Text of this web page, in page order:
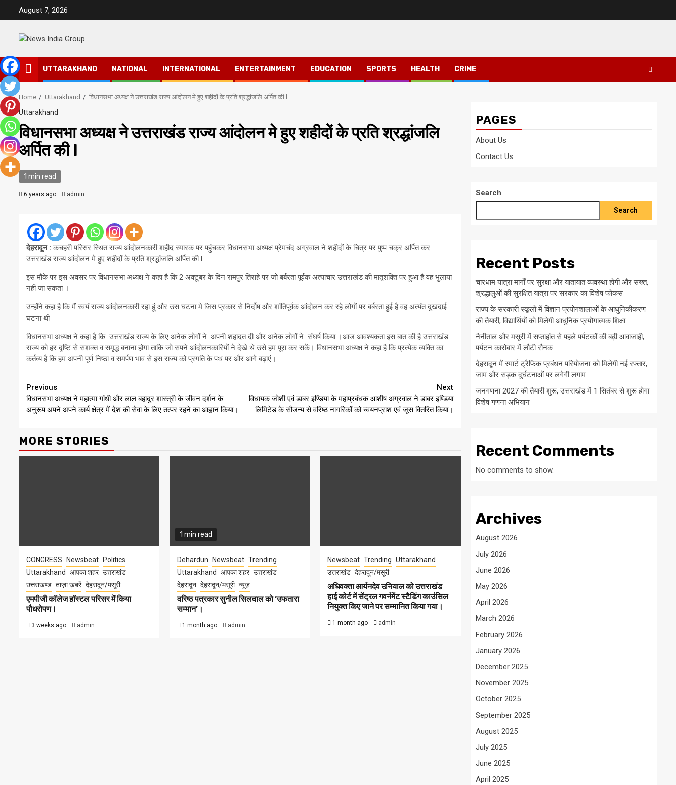
August 7, 2026
UTTARAKHAND NATIONAL INTERNATIONAL ENTERTAINMENT EDUCATION SPORTS HEALTH CRIME
Home Uttarakhand विधानसभा अध्यक्ष ने उत्तराखंड राज्य आंदोलन मे हुए शहीदों के प्रति श्रद्धांजलि अर्पित की l
Uttarakhand
विधानसभा अध्यक्ष ने उत्तराखंड राज्य आंदोलन मे हुए शहीदों के प्रति श्रद्धांजलि
अर्पित की l
1 min read
6 years ago admin
देहरादून : कचहरी परिसर स्थित राज्य आंदोलनकारी शहीद स्मारक पर पहुंचकर विधानसभा अध्यक्ष प्रेमचंद अग्रवाल ने शहीदों के चित्र पर पुष्प चक्र अर्पित कर
उत्तराखंड राज्य आंदोलन मे हुए शहीदों के प्रति श्रद्धांजलि अर्पित की l
इस मौके पर इस अवसर पर विधानसभा अध्यक्ष ने कहा है कि 2 अक्टूबर के दिन रामपुर तिराहे पर जो बर्बरता पूर्वक अत्याचार उत्तराखंड की मातृशक्ति पर हुआ है वह भुलाया
नहीं जा सकता ।
उन्होंने कहा है कि मैं स्वयं राज्य आंदोलनकारी रहा हूं और उस घटना मे जिस प्रकार से निर्दोष और शांतिपूर्वक आंदोलन कर रहे लोगों पर बर्बरता हुई है वह अत्यंत दुखदाई
घटना थी
विधानसभा अध्यक्ष ने कहा है कि उत्तराखंड राज्य के लिए अनेक लोगों ने अपनी शहादत दी और अनेक लोगों ने संघर्ष किया ।आज आवश्यकता इस बात की है उत्तराखंड
राज्य को हर दृष्टि से सशक्त व समृद्ध बनाना होगा ताकि जो सपने आंदोलनकारियों ने देखे थे उसे हम पूरा कर सकें। विधानसभा अध्यक्ष ने कहा है कि प्रत्येक व्यक्ति का
कर्तव्य है कि हम अपनी पूर्ण निष्ठा व समर्पण भाव से इस राज्य को प्रगति के पथ पर और आगे बढ़ाएं।
Continue
Reading
Previous
विधानसभा अध्यक्ष ने महात्मा गांधी और लाल बहादुर शास्त्री के जीवन दर्शन के
अनुरूप अपने अपने कार्य क्षेत्र में देश की सेवा के लिए तत्पर रहने का आह्वान किया।
Next
विधायक जोशी एवं डाबर इण्डिया के महाप्रबंधक आशीष अग्रवाल ने डाबर इण्डिया
लिमिटेड के सौजन्य से वरिष्ठ नागरिकों को च्वयनप्राश एवं जूस वितरित किया।
MORE STORIES
CONGRESS Newsbeat
Politics
Uttarakhand
आपका शहर उत्तराखंड
उत्तराखण्ड ताज़ा ख़बरें देहरादून/मसूरी
एमपीजी कॉलेज हॉस्टल परिसर में किया
पौधरोपण।
3 weeks ago admin
1 min read
Dehardun Newsbeat Trending
Uttarakhand
आपका शहर उत्तराखंड
देहरादून देहरादून/मसूरी न्यूज़
वरिष्ठ पत्रकार सुनील सिलवाल को ‘उफतारा
सम्मान’।
1 month ago admin
Newsbeat Trending Uttarakhand
उत्तराखंड देहरादून/मसूरी
अधिवक्ता आर्यनदेव उनियाल को उत्तराखंड
हाई कोर्ट में सेंट्रल गवर्नमेंट स्टैडिंग काउंसिल
नियुक्त किए जाने पर सम्मानित किया गया।
1 month ago admin
PAGES
About Us
Contact Us
Search
Search
Recent Posts
चारधाम यात्रा मार्गों पर सुरक्षा और यातायात व्यवस्था होगी और सख्त,
श्रद्धालुओं की सुरक्षित यात्रा पर सरकार का विशेष फोकस
राज्य के सरकारी स्कूलों में विज्ञान प्रयोगशालाओं के आधुनिकीकरण
की तैयारी, विद्यार्थियों को मिलेगी आधुनिक प्रयोगात्मक शिक्षा
नैनीताल और मसूरी में सप्ताहांत से पहले पर्यटकों की बढ़ी आवाजाही,
पर्यटन कारोबार में लौटी रौनक
देहरादून में स्मार्ट ट्रैफिक प्रबंधन परियोजना को मिलेगी नई रफ्तार,
जाम और सड़क दुर्घटनाओं पर लगेगी लगाम
जनगणना 2027 की तैयारी शुरू, उत्तराखंड में 1 सितंबर से शुरू होगा
विशेष गणना अभियान
Recent Comments
No comments to show.
Archives
August 2026
July 2026
June 2026
May 2026
April 2026
March 2026
February 2026
January 2026
December 2025
November 2025
October 2025
September 2025
August 2025
July 2025
June 2025
April 2025